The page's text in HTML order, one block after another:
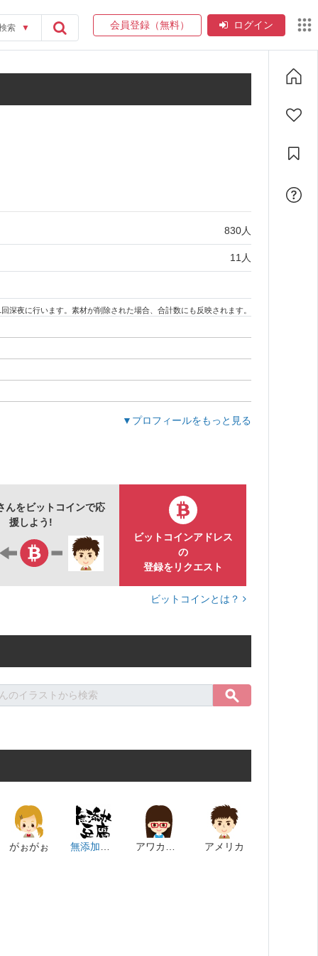
索 ▼ 会員登録（無料） ログイン
830人
11 人
深夜に行います。素材が削除された場合、合計数にも反映されます。
▼プロフィールをもっと見る
んをビットコインで応
援しよう!
ビットコインアドレス
の
登録をリクエスト
ビットコインとは？
がぉがぉ アメリカ